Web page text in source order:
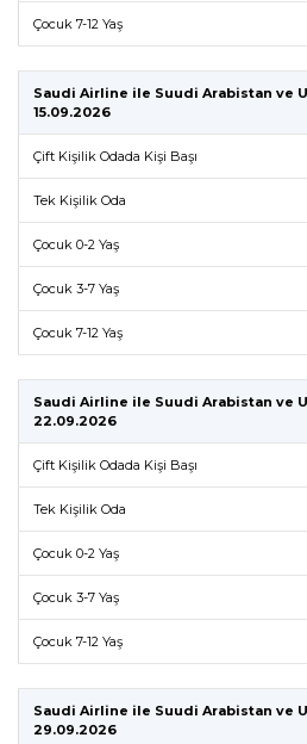
Çocuk 7-12 Yaş
Saudi Airline ile Suudi Arabistan ve
15.09.2026
Çift Kişilik Odada Kişi Başı
Tek Kişilik Oda
Çocuk 0-2 Yaş
Çocuk 3-7 Yaş
Çocuk 7-12 Yaş
Saudi Airline ile Suudi Arabistan ve
22.09.2026
Çift Kişilik Odada Kişi Başı
Tek Kişilik Oda
Çocuk 0-2 Yaş
Çocuk 3-7 Yaş
Çocuk 7-12 Yaş
Saudi Airline ile Suudi Arabistan ve
29.09.2026